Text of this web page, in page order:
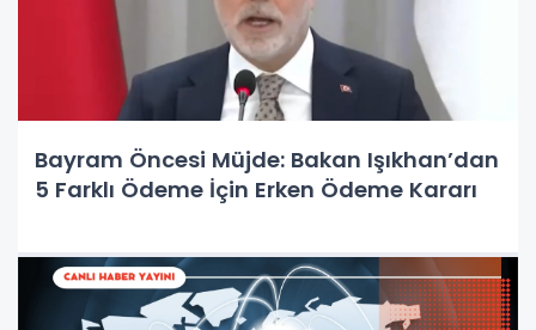
Bayram Öncesi Müjde: Bakan Işıkhan’dan
5 Farklı Ödeme İçin Erken Ödeme Kararı